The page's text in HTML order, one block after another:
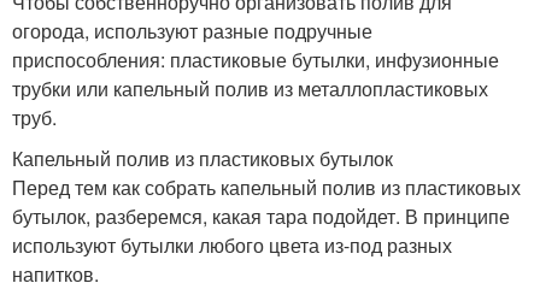
огорода, используют разные подручные
приспособления: пластиковые бутылки, инфузионные
трубки или капельный полив из металлопластиковых
труб.
Капельный полив из пластиковых бутылок
Перед тем как собрать капельный полив из пластиковых
бутылок, разберемся, какая тара подойдет. В принципе
используют бутылки любого цвета из-под разных
напитков.